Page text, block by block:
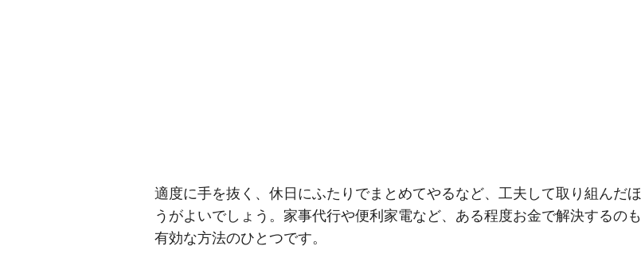
適度に手を抜く、休日にふたりでまとめてやるなど、工夫して取り組んだほ
うがよいでしょう。家事代行や便利家電など、ある程度お金で解決するのも
有効な方法のひとつです。